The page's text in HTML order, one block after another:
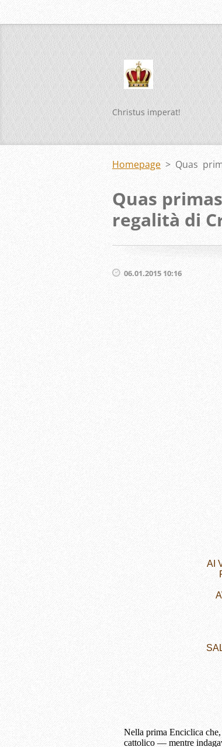
Christus imperat!
Homepage > Quas
Quas
regalità di
06.01.2015 10:16
AI
Nella prima Enciclica
cattolico — mentre